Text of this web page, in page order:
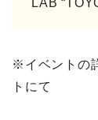
LAB
※イベントの
トにて